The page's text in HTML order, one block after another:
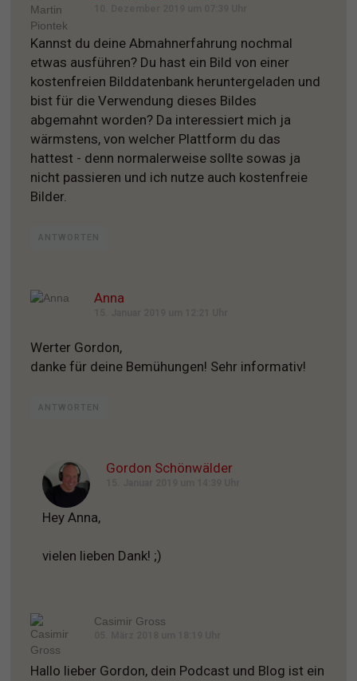
Kannst du deine Abmahnerfahrung nochmal
etwas ausführen? Du hast ein Bild von einer
kostenfreien Bilddatenbank heruntergeladen und
bist für die Verwendung dieses Bildes
abgemahnt worden? Da interessiert mich ja
wärmstens, von welcher Plattform du das
hattest - denn normalerweise sollte sowas ja
nicht passieren und ich nutze auch kostenfreie
Bilder.
ANTWORTEN
Anna
Werter Gordon,
danke für deine Bemühungen! Sehr informativ!
ANTWORTEN
Gordon Schönwälder
Hey Anna,
vielen lieben Dank! ;)
Casimir Gross
Hallo lieber Gordon, dein Podcast und Blog ist ein